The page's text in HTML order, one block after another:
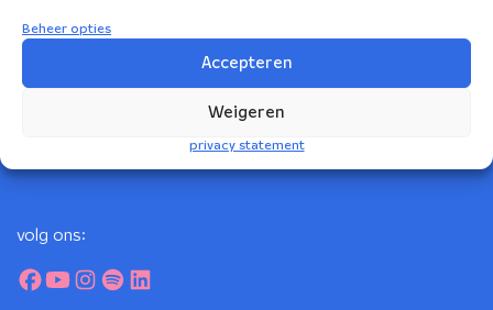
Beheer opties
Accepteren
Weigeren
privacy statement
Korte Leidsedwarsstraat 12
1017 RC Amsterdam
volg ons: